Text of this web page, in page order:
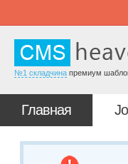
№1 складчина премиум
Главная